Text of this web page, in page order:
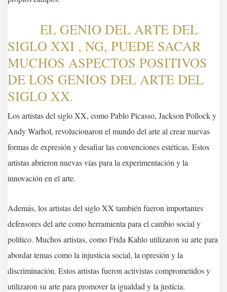
EL GENIO DEL ARTE DEL
SIGLO XXI , NG, PUEDE SACAR
MUCHOS ASPECTOS POSITIVOS
DE LOS GENIOS DEL ARTE DEL
SIGLO XX.
Los artistas del siglo XX, como Pablo Picasso, Jackson Pollock y
Andy Warhol, revolucionaron el mundo del arte al crear nuevas
formas de expresión y desafiar las convenciones estéticas. Estos
artistas abrieron nuevas vías para la experimentación y la
innovación en el arte.
Además, los artistas del siglo XX también fueron importantes
defensores del arte como herramienta para el cambio social y
político. Muchos artistas, como Frida Kahlo utilizaron su arte para
abordar temas como la injusticia social, la opresión y la
discriminación. Estos artistas fueron activistas comprometidos y
utilizaron su arte para promover la igualdad y la justicia.